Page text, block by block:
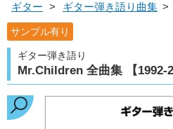
ギター > ギター弾き語り曲集 >
サンプル有り
ギター弾き語り
Mr.Children 全曲集 【1992-